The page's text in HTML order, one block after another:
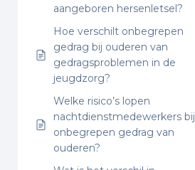
aangeboren hersenletsel?
Hoe verschilt onbegrepen
gedrag bij ouderen van
gedragsproblemen in de
jeugdzorg?
Welke risico’s lopen
nachtdienstmedewerkers bij
onbegrepen gedrag van
ouderen?